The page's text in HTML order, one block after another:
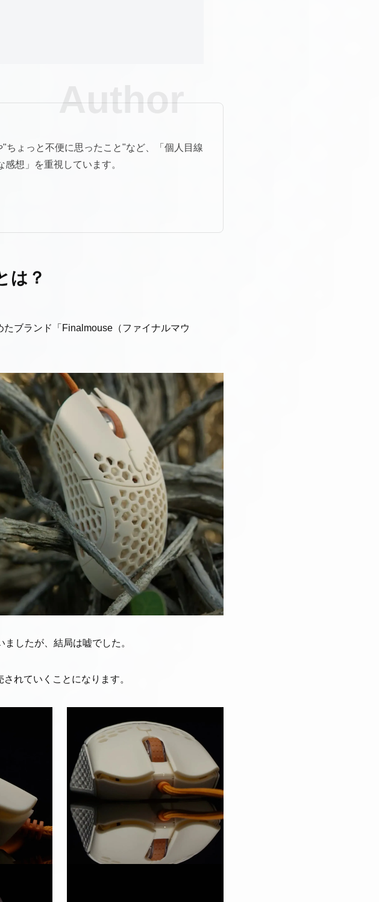
比較
対策
情報
ちょっと不便に思ったこと"など、「個人目線
想」を重視しています。
は？
たブランド「Finalmouse（ファイナルマウ
したが、結局は嘘でした。
れていくことになります。